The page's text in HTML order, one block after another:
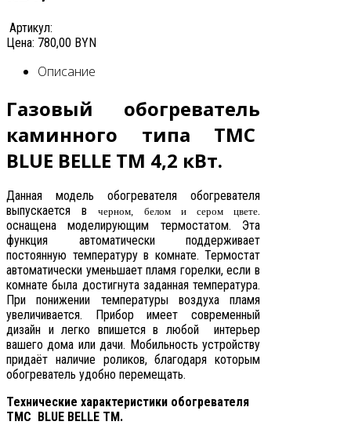
Артикул:
Цена: 780,00 BYN
Описание
Газовый обогреватель
каминного типа ТМС
BLUE BELLE ТМ 4,2 кВт.
Данная модель обогревателя обогревателя
выпускается вчерном, белом и сером цвете.
оснащена моделирующим термостатом. Эта
функция автоматически поддерживает
постоянную температуру в комнате. Термостат
автоматически уменьшает пламя горелки, если в
комнате была достигнута заданная температура.
При понижении температуры воздуха пламя
увеличивается. Прибор имеет современный
дизайн и легко впишется в любой интерьер
вашего дома или дачи. Мобильность устройству
придаёт наличие роликов, благодаря которым
обогреватель удобно перемещать.
Технические характеристики обогревателя
ТМС BLUE BELLE ТМ.